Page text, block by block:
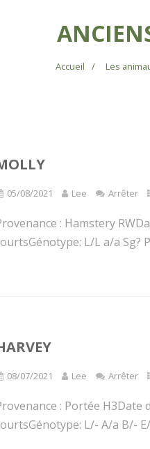
Accueil Les
05/08/2021 Lee Arrêter
: Hamstery
L/L a/a Sg?
08/07/2021 Lee Arrêter
: Portée H3Date
L/- A/a B/-